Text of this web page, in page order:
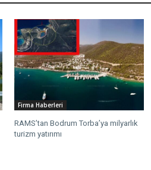
Firma Haberleri
RAMS’tan Bodrum Torba’ya milyarlık
turizm yatırımı